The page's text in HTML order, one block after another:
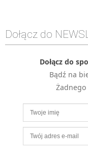
Dołącz do
Dołącz do
Bądź na
Żadnego